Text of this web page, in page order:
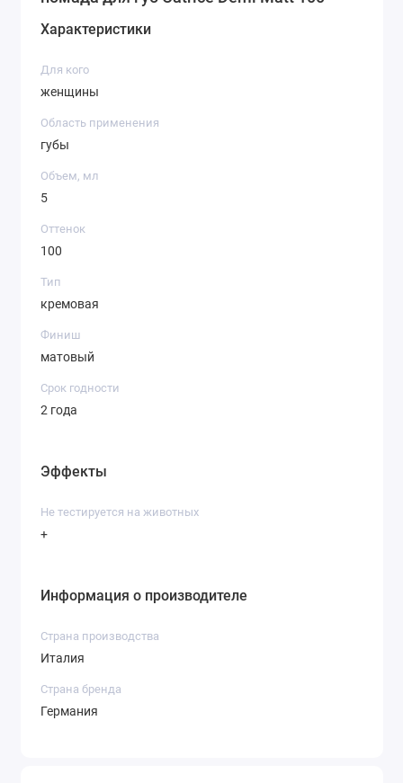
Характеристики
Для кого
женщины
Область применения
губы
Объем, мл
5
Оттенок
100
Тип
кремовая
Финиш
матовый
Срок годности
2 года
Эффекты
Не тестируется на животных
+
Информация о производителе
Страна производства
Италия
Страна бренда
Германия